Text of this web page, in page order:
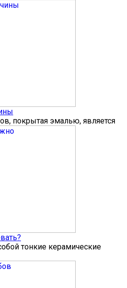
покрытая эмалью, является
тонкие керамические